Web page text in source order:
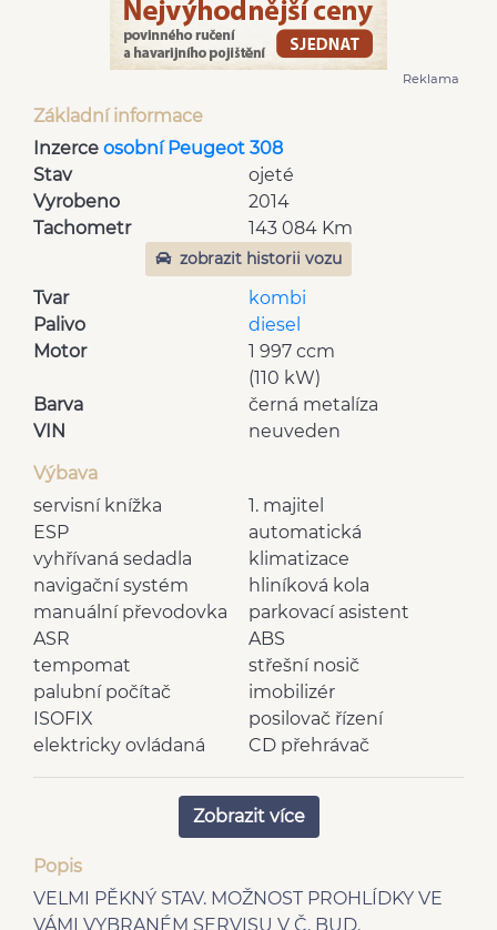
Reklama
Základní informace
Inzerce osobní Peugeot 308
Stav
ojeté
Vyrobeno
2014
Tachometr
143 084 Km
zobrazit historii vozu
Tvar
kombi
Palivo
diesel
Motor
1 997 ccm
(110 kW)
Barva
černá metalíza
VIN
neuveden
Výbava
1. majitel
servisní knížka
automatická
klimatizace
ESP
vyhřívaná sedadla
hliníková kola
navigační systém
parkovací asistent
manuální převodovka
ABS
ASR
střešní nosič
tempomat
imobilizér
palubní počítač
posilovač řízení
ISOFIX
CD přehrávač
elektricky ovládaná
elektricky nastavitelná
zrcátka
výškově nastavitelná
rádio
multifunkční volant
příprava pro telefon
Zobrazit více
Popis
VELMI PĚKNÝ STAV. MOŽNOST PROHLÍDKY VE
VÁMI VYBRANÉM SERVISU V Č. BUD.